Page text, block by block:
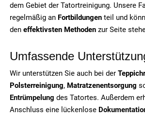
dem Gebiet der Tatortreinigung. Unsere
regelmäßig an Fortbildungen teil und
den effektivsten Methoden zur Seite
Umfassende
Wir unterstützen Sie auch bei der
Polsterreinigung, Matratzenentsorgung
Entrümpelung des Tatortes. Außerdem
Anschluss eine lückenlose